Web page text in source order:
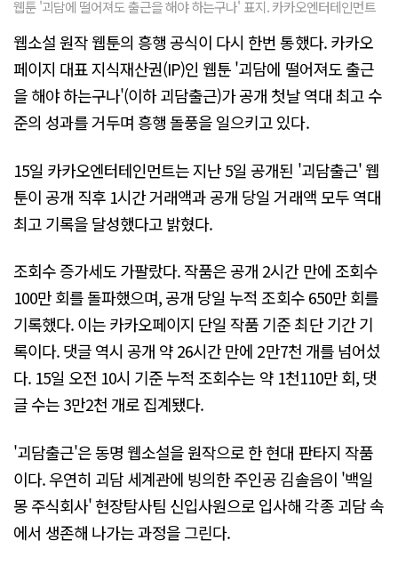
웹툰 '괴담에 떨어져도 출근을 해야 하는구나' 표지. 카카오엔터테인먼트
웹소설 원작 웹툰의 흥행 공식이 다시 한번 통했다. 카카오
페이지 대표 지식재산권(IP)인 웹툰 '괴담에 떨어져도 출근
을 해야 하는구나'(이하 괴담출근)가 공개 첫날 역대 최고 수
준의 성과를 거두며 흥행 돌풍을 일으키고 있다.
15일 카카오엔터테인먼트는 지난 5일 공개된 '괴담출근' 웹
툰이 공개 직후 1시간 거래액과 공개 당일 거래액 모두 역대
최고 기록을 달성했다고 밝혔다.
조회수 증가세도 가팔랐다. 작품은 공개 2시간 만에 조회수
100만 회를 돌파했으며, 공개 당일 누적 조회수 650만 회를
기록했다. 이는 카카오페이지 단일 작품 기준 최단 기간 기
록이다. 댓글 역시 공개 약 26시간 만에 2만7천 개를 넘어섰
다. 15일 오전 10시 기준 누적 조회수는 약 1천110만 회, 댓
글 수는 3만2천 개로 집계됐다.
'괴담출근'은 동명 웹소설을 원작으로 한 현대 판타지 작품
이다. 우연히 괴담 세계관에 빙의한 주인공 김솔음이 '백일
몽 주식회사' 현장탐사팀 신입사원으로 입사해 각종 괴담 속
에서 생존해 나가는 과정을 그린다.